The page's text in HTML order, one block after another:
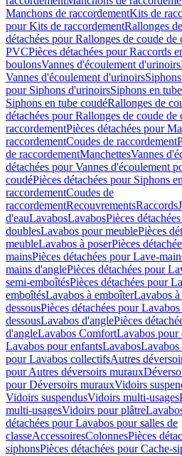
Manchons de raccordementKits de
pour Kits de raccordementRallonges
détachées pour Rallonges de coude de
PVCPièces détachées pour Raccords
boulonsVannes d'écoulement d'urinoirs
Vannes d'écoulement d'urinoirs
pour Siphons d'urinoirsSiphons en
Siphons en tube coudéRallonges de
détachées pour Rallonges de coude de
raccordementPièces détachées pour
raccordementCoudes de raccordement
de raccordementManchettesVannes
détachées pour Vannes d'écoulement
coudéPièces détachées pour Siphons
raccordementCoudes de
raccordementRecouvrementsRaccords
d'eauLavabosLavabosPièces
doublesLavabos pour meublePièces
meubleLavabos à poserPièces
mainsPièces détachées pour Lave-
mains d'anglePièces détachées pour
semi-emboîtésPièces détachées pour
emboîtésLavabos à emboîterLavabos à
dessousPièces détachées pour
dessousLavabos d'anglePièces
d'angleLavabos ComfortLavabos pour
Lavabos pour enfantsLavabos
pour Lavabos collectifsAutres
pour Autres déversoirs muraux
pour Déversoirs murauxVidoirs
Vidoirs suspendusVidoirs multi-usages
multi-usagesVidoirs pour plâtre
détachées pour Lavabos pour salles de
classeAccessoiresColonnesPièces
siphonsPièces détachées pour Cache-